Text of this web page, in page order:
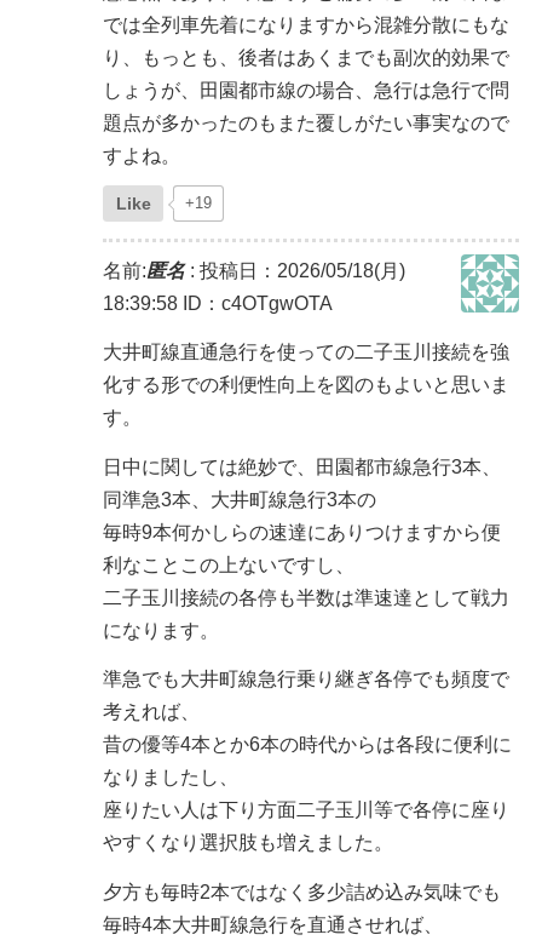
では全列車先着になりますから混雑分散にもな
り、もっとも、後者はあくまでも副次的効果で
しょうが、田園都市線の場合、急行は急行で問
題点が多かったのもまた覆しがたい事実なので
すよね。
Like +19
名前:匿名: 投稿日：2026/05/18(月)
18:39:58 ID：c4OTgwOTA
大井町線直通急行を使っての二子玉川接続を強
化する形での利便性向上を図のもよいと思いま
す。
日中に関しては絶妙で、田園都市線急行3本、
同準急3本、大井町線急行3本の
毎時9本何かしらの速達にありつけますから便
利なことこの上ないですし、
二子玉川接続の各停も半数は準速達として戦力
になります。
準急でも大井町線急行乗り継ぎ各停でも頻度で
考えれば、
昔の優等4本とか6本の時代からは各段に便利に
なりましたし、
座りたい人は下り方面二子玉川等で各停に座り
やすくなり選択肢も増えました。
夕方も毎時2本ではなく多少詰め込み気味でも
毎時4本大井町線急行を直通させれば、